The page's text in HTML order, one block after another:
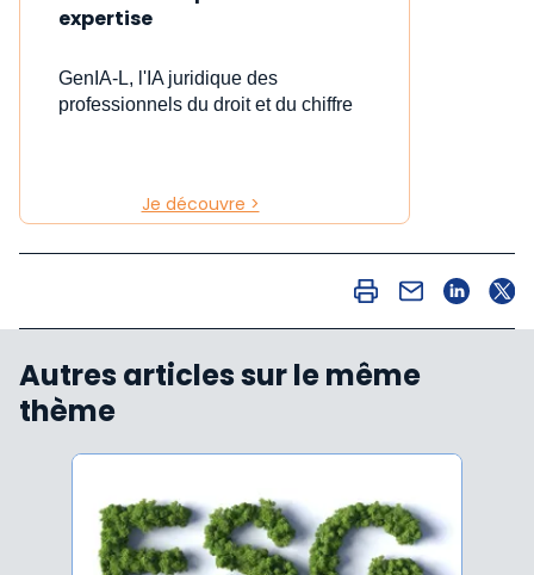
expertise
GenIA-L, l'IA juridique des
professionnels du droit et du chiffre
Je découvre >
Autres articles sur le même
thème